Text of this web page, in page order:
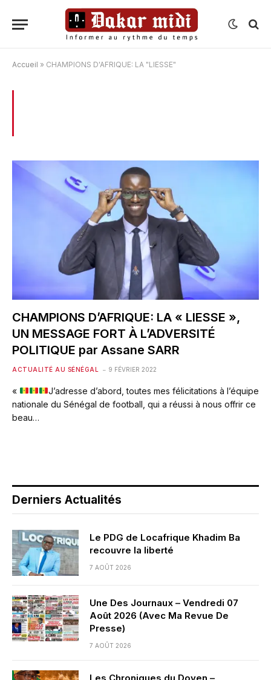
Accueil » CHAMPIONS D'AFRIQUE: LA "LIESSE"
CHAMPIONS D’AFRIQUE: LA « LIESSE »,
UN MESSAGE FORT À L’ADVERSITÉ
POLITIQUE par Assane SARR
ACTUALITÉ AU SÉNÉGAL 9 FÉVRIER 2022
«
J’adresse d’abord, toutes mes félicitations à l’équipe
nationale du Sénégal de football, qui a réussi à nous offrir ce
beau…
Derniers Actualités
Le PDG de Locafrique Khadim Ba
recouvre la liberté
7 AOÛT 2026
Une Des Journaux – Vendredi 07
Août 2026 (Avec Ma Revue De
Presse)
7 AOÛT 2026
Les Chroniques du Doyen –